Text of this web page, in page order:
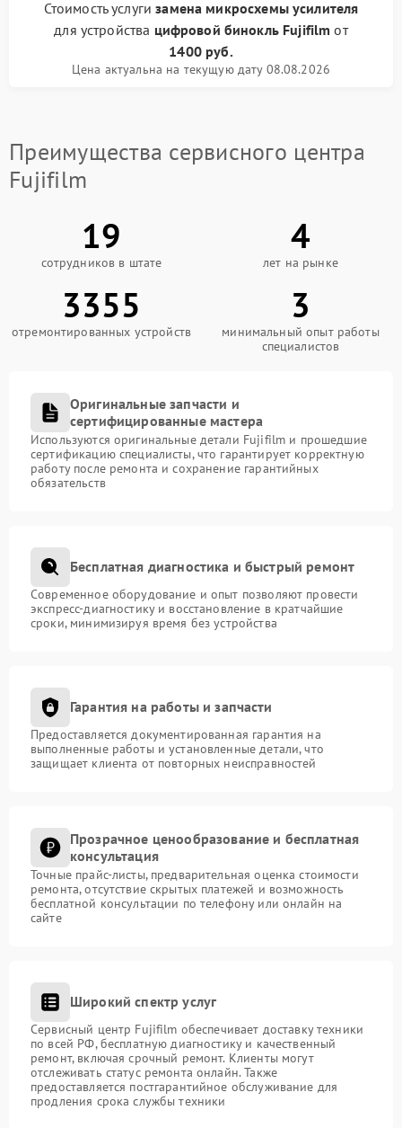
Стоимость услугизамена микросхемы усилителя
для устройства цифровой бинокль Fujifilm от
1400 руб.
Цена актуальна на текущую дату 08.08.2026
Преимущества сервисного центра
Fujifilm
19
сотрудников в штате
4
лет на рынке
3355
отремонтированных устройств
3
минимальный опыт работы
специалистов
Оригинальные запчасти и
сертифицированные мастера
Используются оригинальные детали Fujifilm и прошедшие
сертификацию специалисты, что гарантирует корректную
работу после ремонта и сохранение гарантийных
обязательств
Бесплатная диагностика и быстрый ремонт
Современное оборудование и опыт позволяют провести
экспресс-диагностику и восстановление в кратчайшие
сроки, минимизируя время без устройства
Гарантия на работы и запчасти
Предоставляется документированная гарантия на
выполненные работы и установленные детали, что
защищает клиента от повторных неисправностей
Прозрачное ценообразование и бесплатная
консультация
Точные прайс-листы, предварительная оценка стоимости
ремонта, отсутствие скрытых платежей и возможность
бесплатной консультации по телефону или онлайн на
сайте
Широкий спектр услуг
Сервисный центр Fujifilm обеспечивает доставку техники
по всей РФ, бесплатную диагностику и качественный
ремонт, включая срочный ремонт. Клиенты могут
отслеживать статус ремонта онлайн. Также
предоставляется постгарантийное обслуживание для
продления срока службы техники